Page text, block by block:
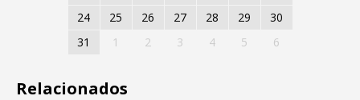
24
25 26 27 28 29
30
31
1 2 3 4 5 6
Relacionados